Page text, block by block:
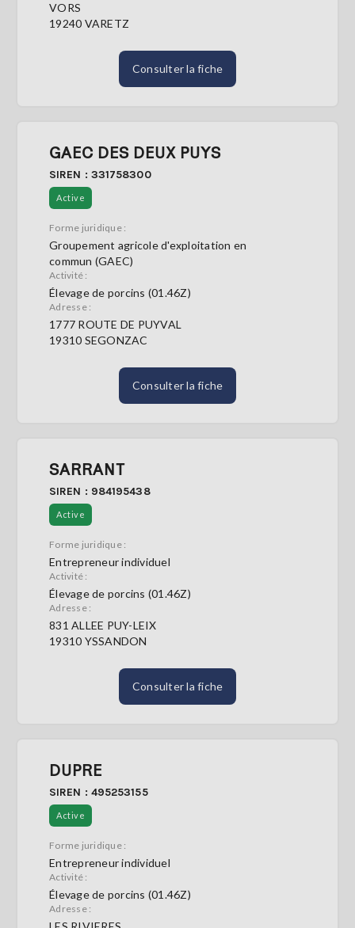
VORS
19240 VARETZ
Consulter la fiche
GAEC DES DEUX PUYS
SIREN : 331758300
Active
Forme juridique :
Groupement agricole d'exploitation en
commun (GAEC)
Activité :
Élevage de porcins (01.46Z)
Adresse :
1777 ROUTE DE PUYVAL
19310 SEGONZAC
Consulter la fiche
SARRANT
SIREN : 984195438
Active
Forme juridique :
Entrepreneur individuel
Activité :
Élevage de porcins (01.46Z)
Adresse :
831 ALLEE PUY-LEIX
19310 YSSANDON
Consulter la fiche
DUPRE
SIREN : 495253155
Active
Forme juridique :
Entrepreneur individuel
Activité :
Élevage de porcins (01.46Z)
Adresse :